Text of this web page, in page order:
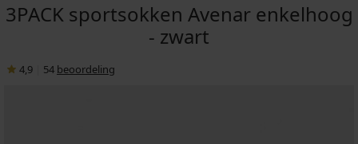
3PACK sportsokken Avenar enkelhoog
- zwart
4,9 54 beoordeling